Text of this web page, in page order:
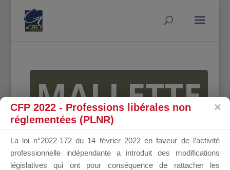
MALLETTE
DU
CFP 2022 - Professions libérales non
réglementées (PLNR)
La loi n°2022-172 du 14 février 2022 en faveur de l’activité
professionnelle indépendante a introduit des modifications
législatives qui ont pour conséquence de rattacher les